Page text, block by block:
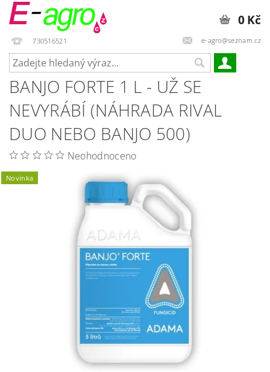
730516521 e-agro@seznam.cz
0 Kč
BANJO FORTE 1 L - UŽ SE
NEVYRÁBÍ (NÁHRADA RIVAL
DUO NEBO BANJO 500)
Neohodnoceno
Novinka